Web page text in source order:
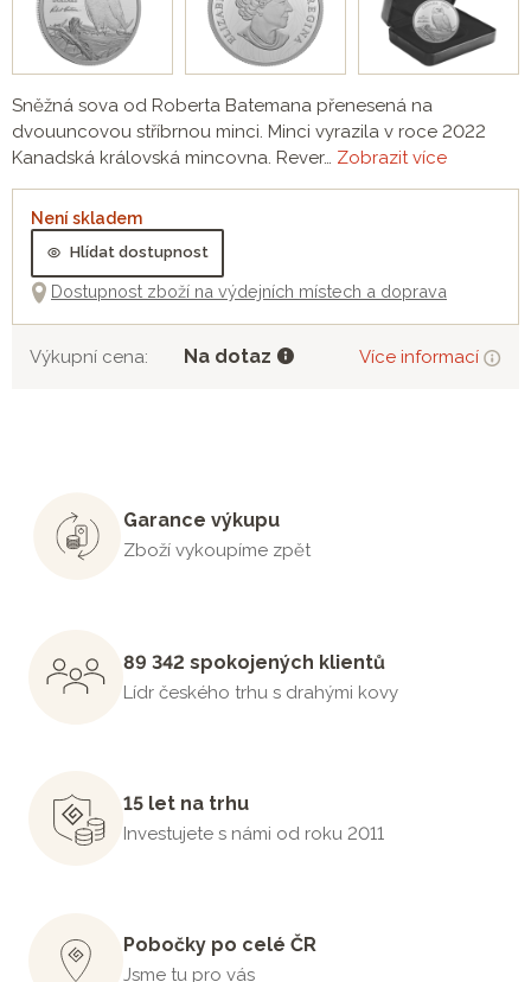
Sněžná sova od Roberta Batemana přenesená na
dvouuncovou stříbrnou minci. Minci vyrazila v roce 2022
Kanadská královská mincovna. Rever… Zobrazit více
Není skladem
Hlídat dostupnost
Dostupnost zboží na výdejních místech a doprava
Výkupní cena: Na dotaz Více informací
Garance výkupu
Zboží vykoupíme zpět
89 342 spokojených klientů
Lídr českého trhu s drahými kovy
15 let na trhu
Investujete s námi od roku 2011
Pobočky po celé ČR
Jsme tu pro vás